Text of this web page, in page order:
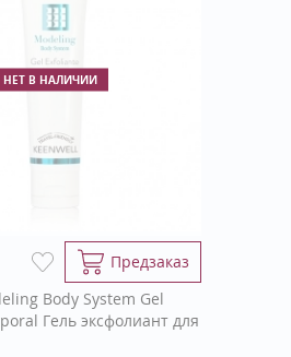
НЕТ В НАЛИЧИИ
Предзаказ
Body System Gel
Гель эксфолиант для